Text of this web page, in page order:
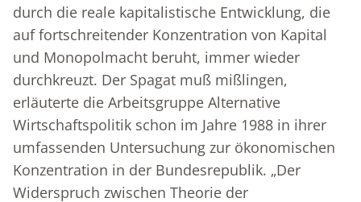
durch die reale kapitalistische Entwicklung, die
auf fortschreitender Konzentration von Kapital
und Monopolmacht beruht, immer wieder
durchkreuzt. Der Spagat muß mißlingen,
erläuterte die Arbeitsgruppe Alternative
Wirtschaftspolitik schon im Jahre 1988 in ihrer
umfassenden Untersuchung zur ökonomischen
Konzentration in der Bundesrepublik. „Der
Widerspruch zwischen Theorie der